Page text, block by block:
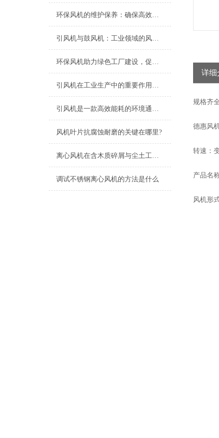
环保风机的维护保养：确保高效运行的关键
引风机与鼓风机：工业领域的风动双子星
环保风机助力绿色工厂建设，促进节能减排
引风机在工业生产中的重要作用及发展趋势
引风机是一款高效能耗的环境通风设备
风机叶片抗腐蚀耐磨的关键在哪里?
离心风机在含木质碎屑与尘土工况下的高效应用解析
调试不锈钢离心风机的方法是什么
详细
规格齐
德惠风
转速：
产品名
风机形